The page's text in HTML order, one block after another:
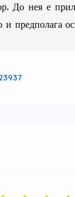
До нея е
и предполага